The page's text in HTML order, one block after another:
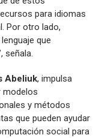
para idiomas
Por otro lado,
que
señala.
Abeliuk, impulsa
modelos
y métodos
que pueden ayudar
social para